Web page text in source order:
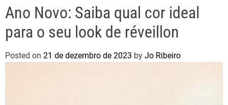
Ano Novo: Saiba qual cor ideal
para o seu look de réveillon
Posted on 21 de dezembro de 2023 by Jo Ribeiro